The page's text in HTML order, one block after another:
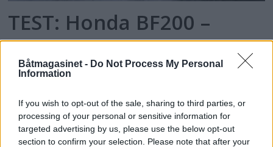
Båtmagasinet - Do Not Process My Personal
Information
If you wish to opt-out of the sale, sharing to third parties, or
processing of your personal or sensitive information for
targeted advertising by us, please use the below opt-out
section to confirm your selection. Please note that after your
TEST: Honda BF200 –
Mange finesser